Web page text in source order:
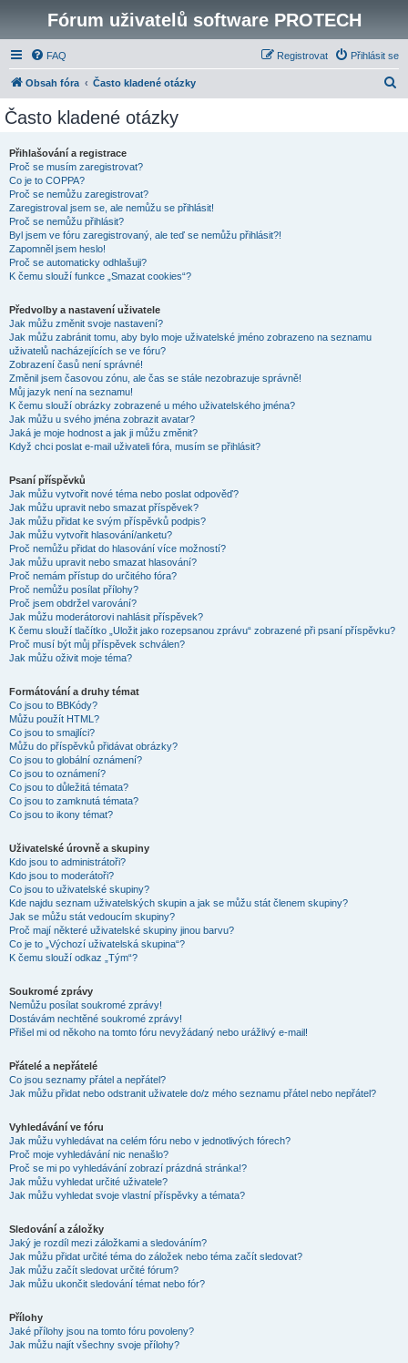
Fórum uživatelů software PROTECH
FAQ Přihlásit se
Registrovat
Obsah fóra Často kladené otázky
Často kladené otázky
Přihlašování a registrace
Proč se musím zaregistrovat?
Co je to COPPA?
Proč se nemůžu zaregistrovat?
Zaregistroval jsem se, ale nemůžu se přihlásit!
Proč se nemůžu přihlásit?
Byl jsem ve fóru zaregistrovaný, ale teď se nemůžu přihlásit?!
Zapomněl jsem heslo!
Proč se automaticky odhlašuji?
K čemu slouží funkce „Smazat cookies“?
Předvolby a nastavení uživatele
Jak můžu změnit svoje nastavení?
Jak můžu zabránit tomu, aby bylo moje uživatelské jméno zobrazeno na seznamu
uživatelů nacházejících se ve fóru?
Zobrazení časů není správné!
Změnil jsem časovou zónu, ale čas se stále nezobrazuje správně!
Můj jazyk není na seznamu!
K čemu slouží obrázky zobrazené u mého uživatelského jména?
Jak můžu u svého jména zobrazit avatar?
Jaká je moje hodnost a jak ji můžu změnit?
Když chci poslat e-mail uživateli fóra, musím se přihlásit?
Psaní příspěvků
Jak můžu vytvořit nové téma nebo poslat odpověď?
Jak můžu upravit nebo smazat příspěvek?
Jak můžu přidat ke svým příspěvků podpis?
Jak můžu vytvořit hlasování/anketu?
Proč nemůžu přidat do hlasování více možností?
Jak můžu upravit nebo smazat hlasování?
Proč nemám přístup do určitého fóra?
Proč nemůžu posílat přílohy?
Proč jsem obdržel varování?
Jak můžu moderátorovi nahlásit příspěvek?
K čemu slouží tlačítko „Uložit jako rozepsanou zprávu“ zobrazené při psaní příspěvku?
Proč musí být můj příspěvek schválen?
Jak můžu oživit moje téma?
Formátování a druhy témat
Co jsou to BBKódy?
Můžu použít HTML?
Co jsou to smajlíci?
Můžu do příspěvků přidávat obrázky?
Co jsou to globální oznámení?
Co jsou to oznámení?
Co jsou to důležitá témata?
Co jsou to zamknutá témata?
Co jsou to ikony témat?
Uživatelské úrovně a skupiny
Kdo jsou to administrátoři?
Kdo jsou to moderátoři?
Co jsou to uživatelské skupiny?
Kde najdu seznam uživatelských skupin a jak se můžu stát členem skupiny?
Jak se můžu stát vedoucím skupiny?
Proč mají některé uživatelské skupiny jinou barvu?
Co je to „Výchozí uživatelská skupina“?
K čemu slouží odkaz „Tým“?
Soukromé zprávy
Nemůžu posílat soukromé zprávy!
Dostávám nechtěné soukromé zprávy!
Přišel mi od někoho na tomto fóru nevyžádaný nebo urážlivý e-mail!
Přátelé a nepřátelé
Co jsou seznamy přátel a nepřátel?
Jak můžu přidat nebo odstranit uživatele do/z mého seznamu přátel nebo nepřátel?
Vyhledávání ve fóru
Jak můžu vyhledávat na celém fóru nebo v jednotlivých fórech?
Proč moje vyhledávání nic nenašlo?
Proč se mi po vyhledávání zobrazí prázdná stránka!?
Jak můžu vyhledat určité uživatele?
Jak můžu vyhledat svoje vlastní příspěvky a témata?
Sledování a záložky
Jaký je rozdíl mezi záložkami a sledováním?
Jak můžu přidat určité téma do záložek nebo téma začít sledovat?
Jak můžu začít sledovat určité fórum?
Jak můžu ukončit sledování témat nebo fór?
Přílohy
Jaké přílohy jsou na tomto fóru povoleny?
Jak můžu najít všechny svoje přílohy?